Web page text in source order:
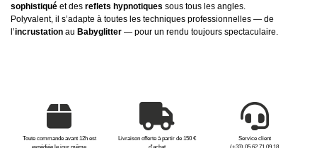
sophistiqué et des reflets hypnotiques sous tous les angles.
Polyvalent, il s’adapte à toutes les techniques professionnelles — de
l’incrustation au Babyglitter — pour un rendu toujours spectaculaire.
Toute commande avant 12h est
expédiée le jour même
Livraison offerte à partir de 150 €
d'achat
Service client
(+33) 05 62 71 09 18